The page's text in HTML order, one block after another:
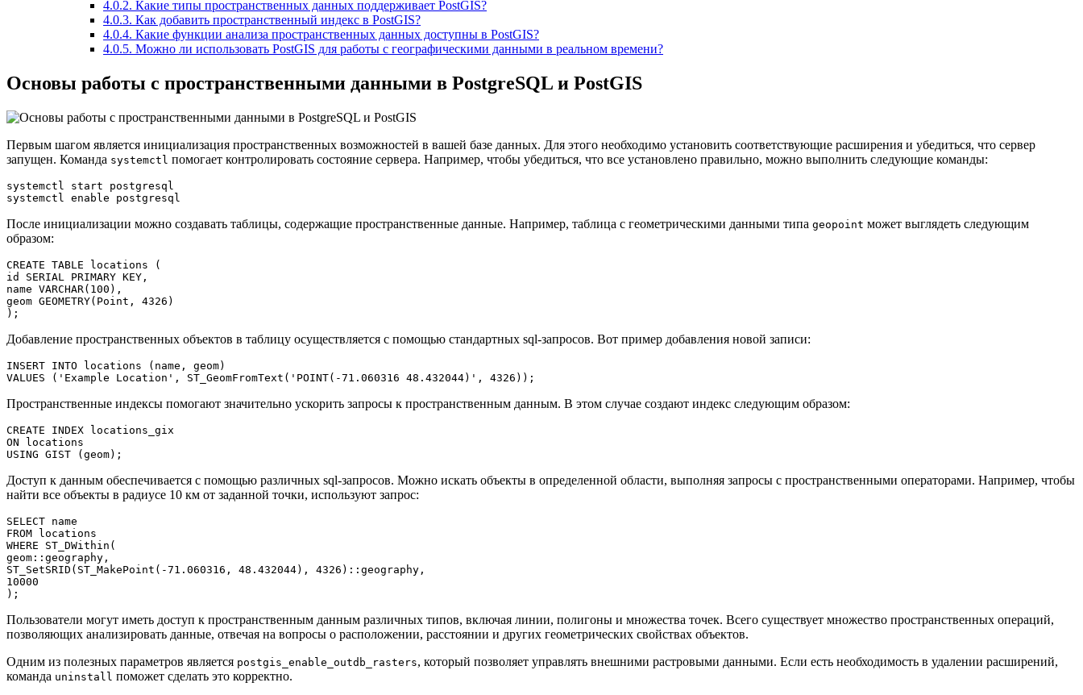
4.0.2. Какие типы пространственных данных поддерживает PostGIS?
4.0.3. Как добавить пространственный индекс в PostGIS?
4.0.4. Какие функции анализа пространственных данных доступны в PostGIS?
4.0.5. Можно ли использовать PostGIS для работы с географическими данными в реальном времени?
Основы работы с пространственными данными в PostgreSQL и PostGIS
Первым шагом является инициализация пространственных возможностей в вашей базе данных. Для этого необходимо установить соответствующие расширения и убедиться, что сервер
запущен. Команда systemctl помогает контролировать состояние сервера. Например, чтобы убедиться, что все установлено правильно, можно выполнить следующие команды:
systemctl start postgresql
systemctl enable postgresql
После инициализации можно создавать таблицы, содержащие пространственные данные. Например, таблица с геометрическими данными типа geopoint может выглядеть следующим
образом:
CREATE TABLE locations (
id SERIAL PRIMARY KEY,
name VARCHAR(100),
geom GEOMETRY(Point, 4326)
);
Добавление пространственных объектов в таблицу осуществляется с помощью стандартных sql-запросов. Вот пример добавления новой записи:
INSERT INTO locations (name, geom)
VALUES ('Example Location', ST_GeomFromText('POINT(-71.060316 48.432044)', 4326));
Пространственные индексы помогают значительно ускорить запросы к пространственным данным. В этом случае создают индекс следующим образом:
CREATE INDEX locations_gix
ON locations
USING GIST (geom);
Доступ к данным обеспечивается с помощью различных sql-запросов. Можно искать объекты в определенной области, выполняя запросы с пространственными операторами. Например, чтобы
найти все объекты в радиусе 10 км от заданной точки, используют запрос:
SELECT name
FROM locations
WHERE ST_DWithin(
geom::geography,
ST_SetSRID(ST_MakePoint(-71.060316, 48.432044), 4326)::geography,
10000
);
Пользователи могут иметь доступ к пространственным данным различных типов, включая линии, полигоны и множества точек. Всего существует множество пространственных операций,
позволяющих анализировать данные, отвечая на вопросы о расположении, расстоянии и других геометрических свойствах объектов.
Одним из полезных параметров является postgis_enable_outdb_rasters, который позволяет управлять внешними растровыми данными. Если есть необходимость в удалении расширений,
команда uninstall поможет сделать это корректно.